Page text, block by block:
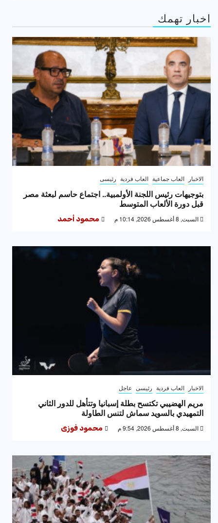
اخبار تهمك
الاخبار العاب جماعية العاب فردية رئيسى
بتوجيهات رئيس اللجنة الأولمبية.. اجتماع حاسم لبعثة مصر
قبل دورة الألعاب المتوسط
السبت, 8 أغسطس 2026, 10:14 م محمود أحمد
الاخبار العاب فردية رئيسى عاجل
مريم الهضيبي تكتسح بطلة إسبانيا وتتأهل للدور الثاني
التمهيدي بالسويد سماش لتنس الطاولة
السبت, 8 أغسطس 2026, 9:54 م محمود فوزى